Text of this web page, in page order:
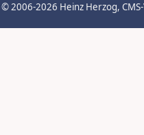
© 2006-2026 Heinz Herzog,